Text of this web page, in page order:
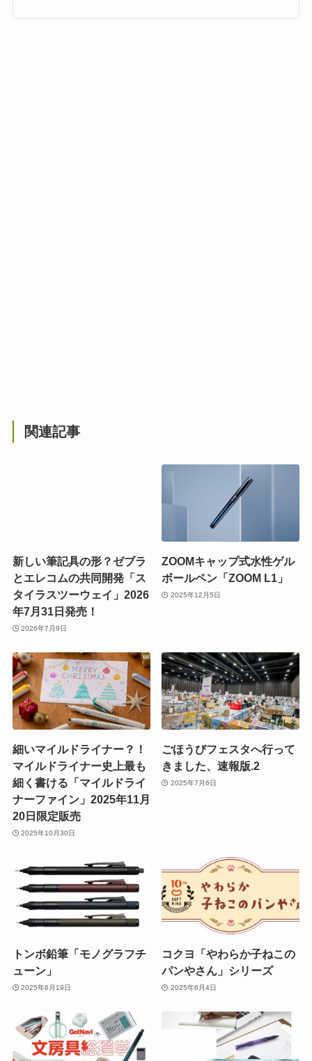
関連記事
新しい筆記具の形？ゼブラ
とエレコムの共同開発「ス
タイラスツーウェイ」2026
年7月31日発売！
2026年7月9日
ZOOMキャップ式水性ゲル
ボールペン「ZOOM L1」
2025年12月5日
細いマイルドライナー？！
マイルドライナー史上最も
細く書ける「マイルドライ
ナーファイン」2025年11月
20日限定販売
2025年10月30日
ごほうびフェスタへ行って
きました、速報版.2
2025年7月6日
トンボ鉛筆「モノグラフチ
ューン」
2025年6月19日
コクヨ「やわらか子ねこの
パンやさん」シリーズ
2025年6月4日